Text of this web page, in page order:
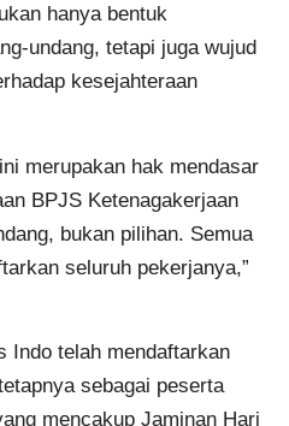
hanya bentuk
undang, tetapi juga wujud
kesejahteraan
merupakan hak mendasar
BPJS Ketenagakerjaan
bukan pilihan. Semua
seluruh pekerjanya,”
Indo telah mendaftarkan
sebagai peserta
mencakup Jaminan Hari